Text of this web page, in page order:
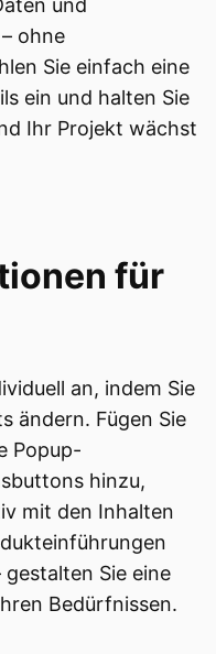
und
ohne
Sie einfach eine
ein und halten Sie
Ihr Projekt wächst
für
an, indem Sie
ändern. Fügen Sie
Popup-
hinzu,
mit den Inhalten
Sie eine
Bedürfnissen.